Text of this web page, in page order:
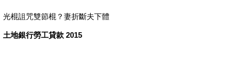
光棍詛咒雙節棍？妻折斷夫下體
土地銀行勞工貸款 2015